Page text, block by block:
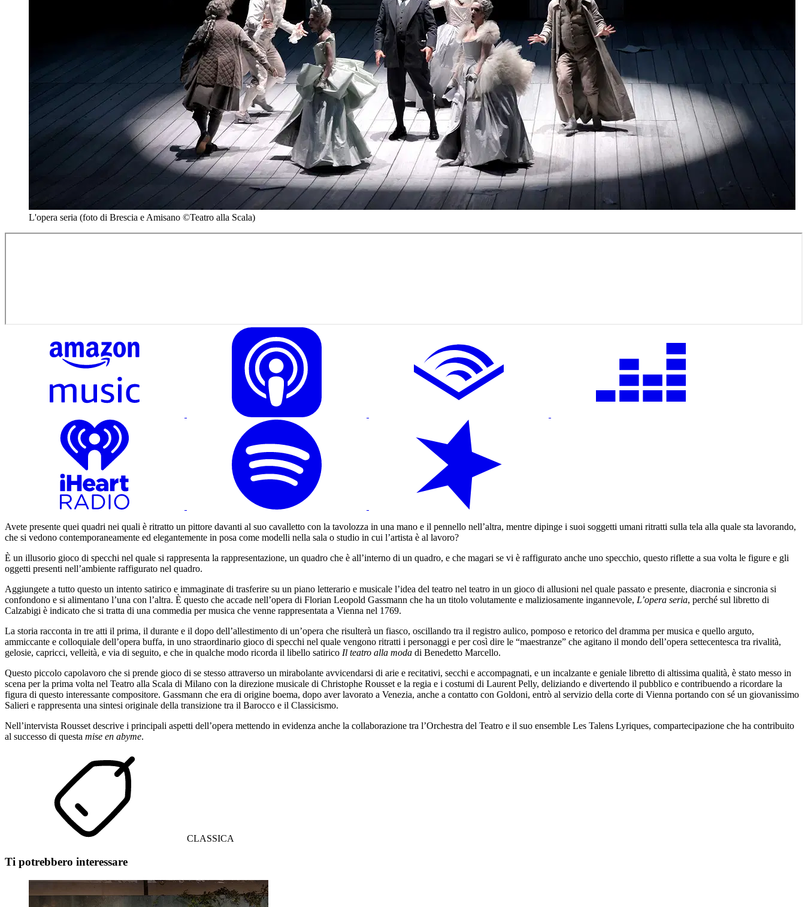
L'opera seria (foto di Brescia e Amisano ©Teatro alla Scala)
Avete presente quei quadri nei quali è ritratto un pittore davanti al suo cavalletto con la tavolozza in una mano e il pennello nell’altra, mentre dipinge i suoi soggetti umani ritratti sulla tela alla quale sta lavorando,
che si vedono contemporaneamente ed elegantemente in posa come modelli nella sala o studio in cui l’artista è al lavoro?
È un illusorio gioco di specchi nel quale si rappresenta la rappresentazione, un quadro che è all’interno di un quadro, e che magari se vi è raffigurato anche uno specchio, questo riflette a sua volta le figure e gli
oggetti presenti nell’ambiente raffigurato nel quadro.
Aggiungete a tutto questo un intento satirico e immaginate di trasferire su un piano letterario e musicale l’idea del teatro nel teatro in un gioco di allusioni nel quale passato e presente, diacronia e sincronia si
confondono e si alimentano l’una con l’altra. È questo che accade nell’opera di Florian Leopold Gassmann che ha un titolo volutamente e maliziosamente ingannevole, L’opera seria, perché sul libretto di
Calzabigi è indicato che si tratta di una commedia per musica che venne rappresentata a Vienna nel 1769.
La storia racconta in tre atti il prima, il durante e il dopo dell’allestimento di un’opera che risulterà un fiasco, oscillando tra il registro aulico, pomposo e retorico del dramma per musica e quello arguto,
ammiccante e colloquiale dell’opera buffa, in uno straordinario gioco di specchi nel quale vengono ritratti i personaggi e per così dire le “maestranze” che agitano il mondo dell’opera settecentesca tra rivalità,
gelosie, capricci, velleità, e via di seguito, e che in qualche modo ricorda il libello satirico Il teatro alla moda di Benedetto Marcello.
Questo piccolo capolavoro che si prende gioco di se stesso attraverso un mirabolante avvicendarsi di arie e recitativi, secchi e accompagnati, e un incalzante e geniale libretto di altissima qualità, è stato messo in
scena per la prima volta nel Teatro alla Scala di Milano con la direzione musicale di Christophe Rousset e la regia e i costumi di Laurent Pelly, deliziando e divertendo il pubblico e contribuendo a ricordare la
figura di questo interessante compositore. Gassmann che era di origine boema, dopo aver lavorato a Venezia, anche a contatto con Goldoni, entrò al servizio della corte di Vienna portando con sé un giovanissimo
Salieri e rappresenta una sintesi originale della transizione tra il Barocco e il Classicismo.
Nell’intervista Rousset descrive i principali aspetti dell’opera mettendo in evidenza anche la collaborazione tra l’Orchestra del Teatro e il suo ensemble Les Talens Lyriques, compartecipazione che ha contribuito
al successo di questa mise en abyme.
CLASSICA
Ti potrebbero interessare